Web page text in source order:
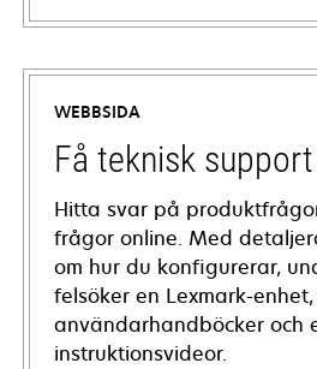
WEBBSIDA
Få teknisk support
Hitta svar på
frågor online. Med
om hur du konfigurerar,
felsöker en Lexmark-
användarhandböcker och
instruktionsvideor.